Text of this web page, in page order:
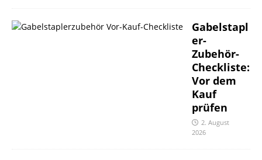
Gabelstapl
er-
Zubehör-
Checkliste:
Vor dem
Kauf
prüfen
2. August
2026